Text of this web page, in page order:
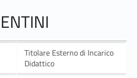
Titolare Esterno di Incarico
Didattico